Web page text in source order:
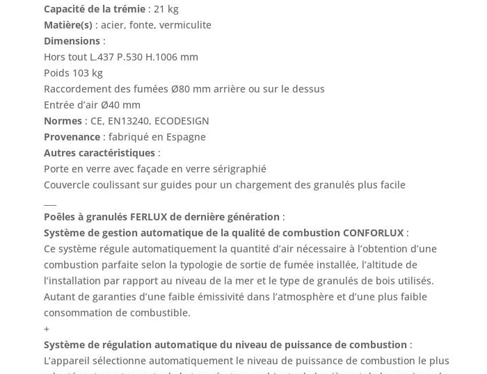
Capacité de la trémie : 21 kg
Matière(s) : acier, fonte, vermiculite
Dimensions :
Hors tout L.437 P.530 H.1006 mm
Poids 103 kg
Raccordement des fumées Ø80 mm arrière ou sur le dessus
Entrée d’air Ø40 mm
Normes : CE, EN13240, ECODESIGN
Provenance : fabriqué en Espagne
Autres caractéristiques :
Porte en verre avec façade en verre sérigraphié
Couvercle coulissant sur guides pour un chargement des granulés plus facile
Poêles à granulés FERLUX de dernière génération :
Système de gestion automatique de la qualité de combustion CONFORLUX :
Ce système régule automatiquement la quantité d’air nécessaire à l’obtention d’une
combustion parfaite selon la typologie de sortie de fumée installée, l’altitude de
l’installation par rapport au niveau de la mer et le type de granulés de bois utilisés.
Autant de garanties d’une faible émissivité dans l’atmosphère et d’une plus faible
consommation de combustible.
+
Système de régulation automatique du niveau de puissance de combustion :
L’appareil sélectionne automatiquement le niveau de puissance de combustion le plus